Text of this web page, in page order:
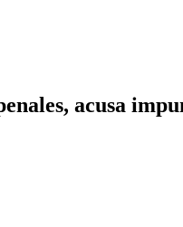
acusa